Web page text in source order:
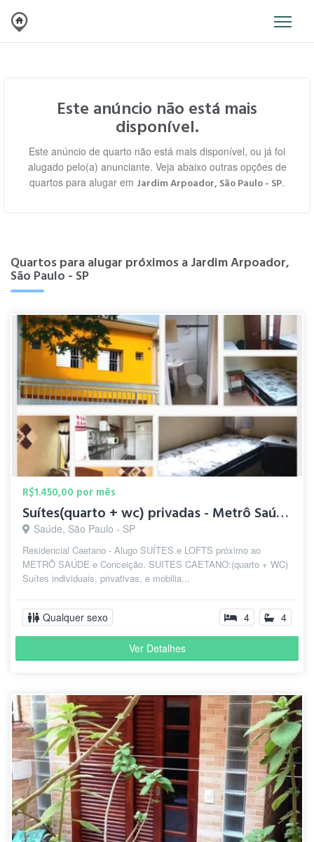
Este anúncio não está mais
disponível.
Este anúncio de quarto não está mais disponível, ou já foi
alugado pelo(a) anunciante. Veja abaixo outras opções de
quartos para alugar em Jardim Arpoador, São Paulo - SP.
Quartos para alugar próximos a Jardim Arpoador,
São Paulo - SP
R$1.450,00 por mês
Suítes(quarto + wc) privadas - Metrô Saúde/S.Judas/Conceição
Saúde, São Paulo - SP
Residencial Caetano - Alugo SUÍTES e LOFTS próximo ao
METRÔ SAÚDE e Conceição. SUITES CAETANO:(quarto + WC)
Suítes individuais, privativas, e mobilia...
Qualquer sexo 4 4
Ver Detalhes